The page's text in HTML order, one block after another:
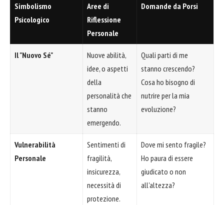
Simbolismo
Psicologico
Aree di
Riflessione
Personale
Domande da Porsi
Il "Nuovo Sé"
Nuove abilità,
idee, o aspetti
della
personalità che
stanno
emergendo.
Quali parti di me
stanno crescendo?
Cosa ho bisogno di
nutrire per la mia
evoluzione?
Vulnerabilità
Personale
Sentimenti di
fragilità,
insicurezza,
necessità di
protezione.
Dove mi sento fragile?
Ho paura di essere
giudicato o non
all'altezza?